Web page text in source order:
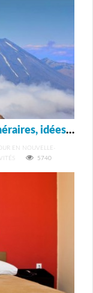
Séjour en Nouvelle-Zélande : itinéraires, idées d’excursions et activités
EN NOUVELLE-
5740